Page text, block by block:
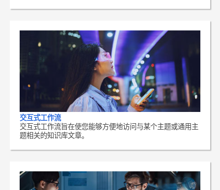
交互式工作流
交互式工作流旨在使您能够方便地访问与某个主题或通用主
题相关的知识库文章。